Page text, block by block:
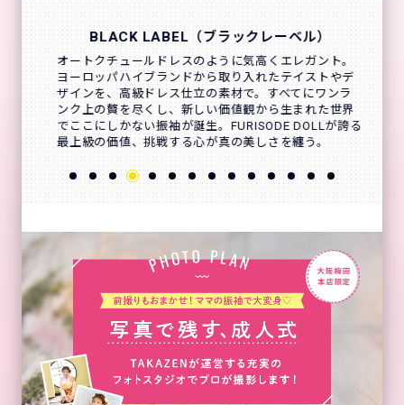
BLACK LABEL（ブラックレーベル）
オートクチュールドレスのように気高くエレガント。
ヨーロッパハイブランドから取り入れたテイストやデ
ザインを、高級ドレス仕立の素材で。すべてにワンラ
ンク上の贅を尽くし、新しい価値観から生まれた世界
でここにしかない振袖が誕生。FURISODE DOLLが誇る
最上級の価値、挑戦する心が真の美しさを纏う。